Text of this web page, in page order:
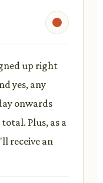
up right
yes, any
onwards
Plus, as a
receive an